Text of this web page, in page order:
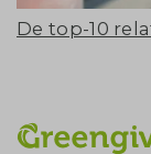
De top-10